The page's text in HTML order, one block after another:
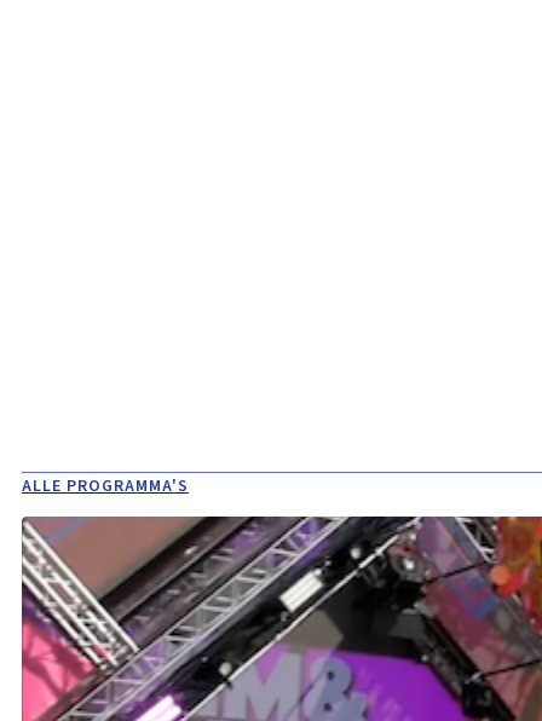
ALLE PROGRAMMA'S